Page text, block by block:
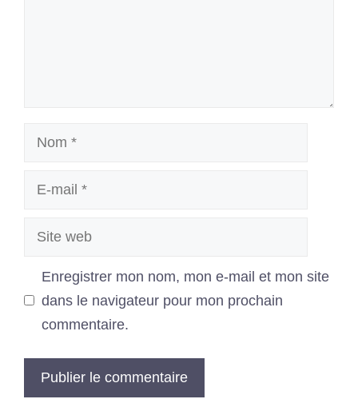
Nom
Site
Enregistrer mon nom, mon e-mail et mon site
dans le navigateur pour mon prochain
commentaire.